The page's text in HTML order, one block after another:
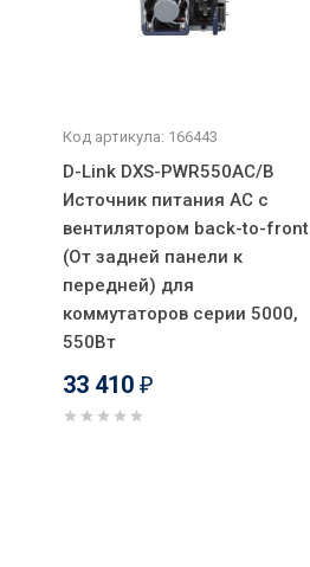
Код артикула: 166443
D-Link DXS-PWR550AC/B
Источник питания AC с
вентилятором back-to-front
(От задней панели к
передней) для
коммутаторов серии 5000,
550Вт
33 410 ₽